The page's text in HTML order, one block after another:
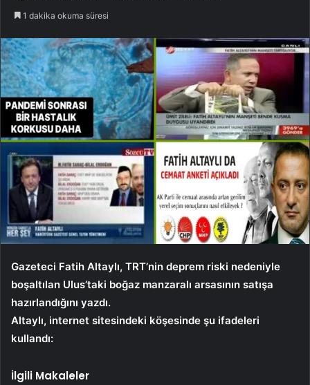
1 dakika okuma süresi
Gazeteci Fatih Altaylı, TRT’nin deprem riski nedeniyle
boşaltılan Ulus’taki boğaz manzaralı arsasının satışa
hazırlandığını yazdı.
Altaylı, internet sitesindeki köşesinde şu ifadeleri
kullandı:
İlgili Makaleler